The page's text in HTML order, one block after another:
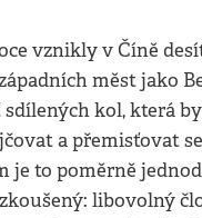
vznikly v Číně
měst jako
kol, která
a přemisťovat
je to poměrně
libovolný